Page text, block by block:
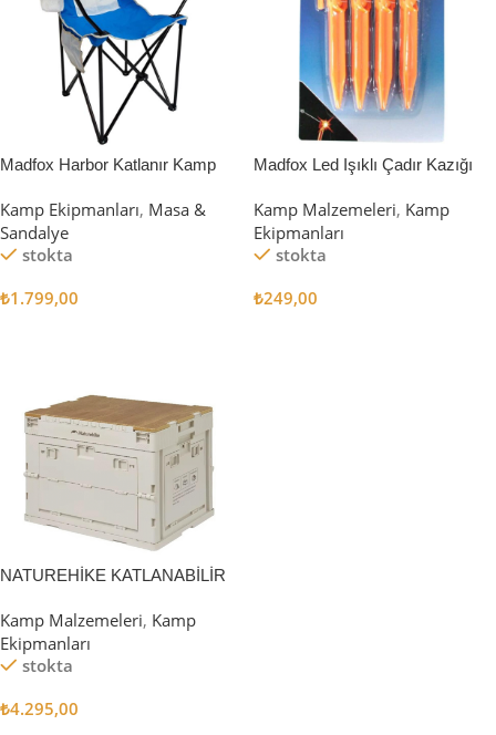
Madfox Harbor Katlanır Kamp
Kamp Ekipmanları, Masa &
Sandalye
stokta
₺1.799,00
Madfox Led Işıklı Çadır Kazığı
Kamp Malzemeleri, Kamp
Ekipmanları
stokta
₺249,00
NATUREHİKE KATLANABİLİR
Kamp Malzemeleri, Kamp
Ekipmanları
stokta
₺4.295,00